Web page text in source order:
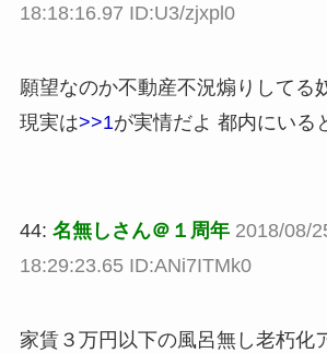
18:18:16.97 ID:U3/zjxpl0
願望なのか不動産不況煽りしてる
現実は>>1が実情だよ 都内にいる
44: 名無しさん＠１周年 2018/08/
18:29:23.65 ID:ANi7ITMk0
家賃３万円以下の風呂無し老朽化